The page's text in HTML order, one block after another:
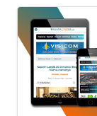
NUSANTARA
KHAS
SERBA-